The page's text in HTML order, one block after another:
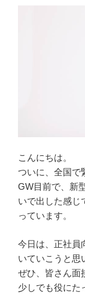
こんにちは。
ついに、全国で
GW目前で、新
いで出した感じ
っています。
今日は、正社員
いていこうと思
ぜひ、皆さん面
少しでも役にた